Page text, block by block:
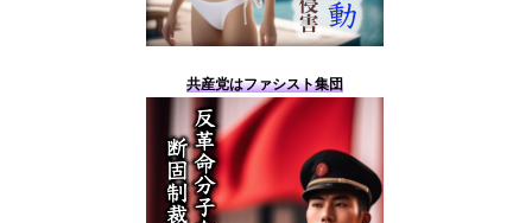
共産党はファシスト集団